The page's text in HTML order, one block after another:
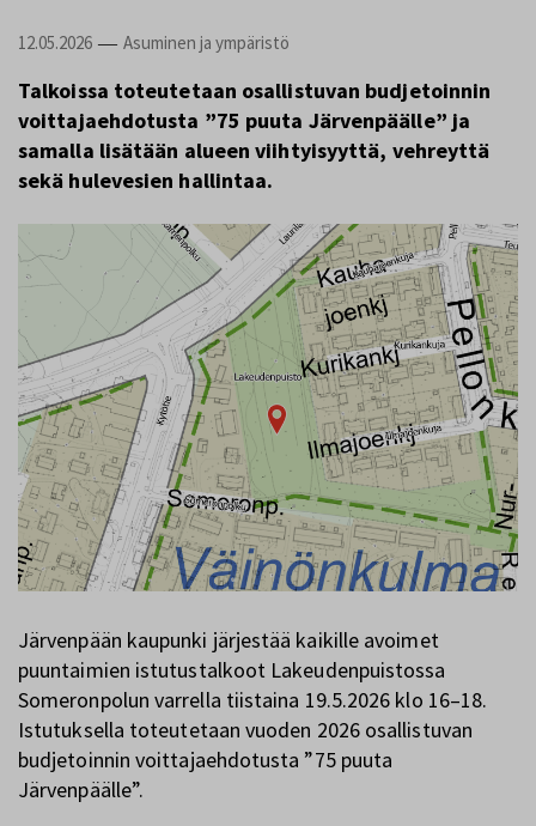
12.05.2026 — Asuminen ja ympäristö
Talkoissa toteutetaan osallistuvan budjetoinnin
voittajaehdotusta ”75 puuta Järvenpäälle” ja
samalla lisätään alueen viihtyisyyttä, vehreyttä
sekä hulevesien hallintaa.
Järvenpään kaupunki järjestää kaikille avoimet
puuntaimien istutustalkoot Lakeudenpuistossa
Someronpolun varrella tiistaina 19.5.2026 klo 16–18.
Istutuksella toteutetaan vuoden 2026 osallistuvan
budjetoinnin voittajaehdotusta ”75 puuta
Järvenpäälle”.